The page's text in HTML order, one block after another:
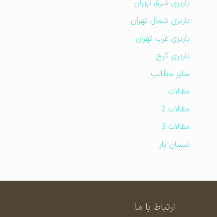
باربری شرق تهران
باربری شمال تهران
باربری غرب تهران
باربری کرج
سایر مطالب
مقالات
مقالات 2
مقالات 3
نیسان بار
ارتباط با ما